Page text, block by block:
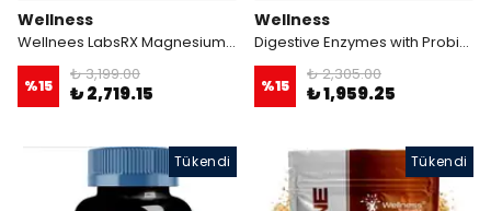
Wellness
Wellnees LabsRX Magnesium Glycinate 750 Mg 120 Veggie Kapsül
%15
₺ 3,199.00
₺ 2,719.15
Wellness
Digestive Enzymes with Probiotics and Prebiotics - 450mg - 5 Billion CFUs 120 Tablet
%15
₺ 2,305.00
₺ 1,959.25
Tükendi Tükendi